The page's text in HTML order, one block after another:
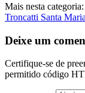
Mais nesta categoria:
Troncatti Santa
Deixe um
Certifique-se de
permitido código